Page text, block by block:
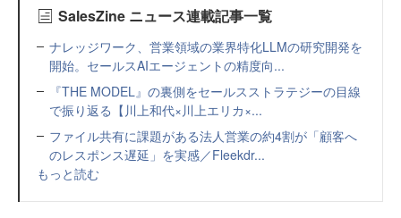
SalesZine ニュース連載記事一覧
ナレッジワーク、営業領域の業界特化LLMの研究開発を
開始。セールスAIエージェントの精度向...
『THE MODEL』の裏側をセールスストラテジーの目線
で振り返る【川上和代×川上エリカ×...
ファイル共有に課題がある法人営業の約4割が「顧客へ
のレスポンス遅延」を実感／Fleekdr...
もっと読む